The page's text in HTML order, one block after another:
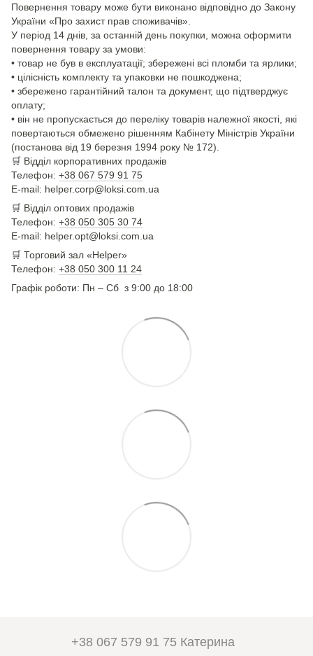
Повернення товару може бути виконано відповідно до Закону
України «Про захист прав споживачів».
У період 14 днів, за останній день покупки, можна оформити
повернення товару за умови:
• товар не був в експлуатації; збережені всі пломби та ярлики;
• цілісність комплекту та упаковки не пошкоджена;
• збережено гарантійний талон та документ, що підтверджує
оплату;
• він не пропускається до переліку товарів належної якості, які
повертаються обмежено рішенням Кабінету Міністрів України
(постанова від 19 березня 1994 року № 172).
🛒 Відділ корпоративних продажів
Телефон: +38 067 579 91 75
E-mail: helper.corp@loksi.com.ua
🛒 Відділ оптових продажів
Телефон: +38 050 305 30 74
E-mail: helper.opt@loksi.com.ua
🛒 Торговий зал «Helper»
Телефон: +38 050 300 11 24
Графік роботи: Пн – Сб з 9:00 до 18:00
+38 067 579 91 75 Катерина